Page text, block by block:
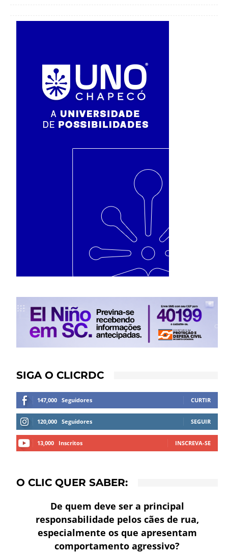
SIGA O CLICRDC
147,000 Seguidores CURTIR
120,000 Seguidores SEGUIR
13,000 Inscritos INSCREVA-SE
O CLIC QUER SABER:
De quem deve ser a principal
responsabilidade pelos cães de rua,
especialmente os que apresentam
comportamento agressivo?